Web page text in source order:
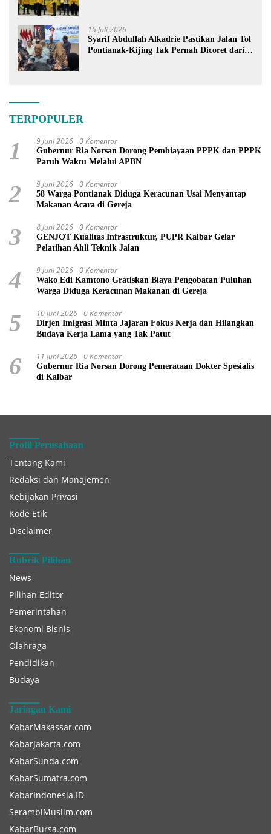
15 Juli 2026
Syarif Abdullah Alkadrie Pastikan Jalan Tol
Pontianak-Kijing Tak Pernah Dicoret dari
TERPOPULER
1 9 Juni 2026 0 Komentar
Gubernur Ria Norsan Dorong Pembiayaan PPPK dan PPPK
Paruh Waktu Melalui APBN
2 9 Juni 2026 0 Komentar
58 Warga Pontianak Diduga Keracunan Usai Menyantap
Makanan Acara di Gereja
3 8 Juni 2026 0 Komentar
GENJOT Kualitas Infrastruktur, PUPR Kalbar Gelar
Pelatihan Ahli Teknik Jalan
4 9 Juni 2026 0 Komentar
Wako Edi Kamtono Gratiskan Biaya Pengobatan Puluhan
Warga Diduga Keracunan Makanan di Gereja
5 10 Juni 2026 0 Komentar
Dirjen Imigrasi Minta Jajaran Fokus Kerja dan Hilangkan
Budaya Kerja Lama yang Tak Patut
6 11 Juni 2026 0 Komentar
Gubernur Ria Norsan Dorong Pemerataan Dokter Spesialis
di Kalbar
Profil Perusahaan
Tentang Kami
Redaksi dan Manajemen
Kebijakan Privasi
Kode Etik
Disclaimer
Rubrik Pilihan
News
Pilihan Editor
Pemerintahan
Ekonomi Bisnis
Olahraga
Pendidikan
Budaya
Jaringan Kami
KabarMakassar.com
KabarJakarta.com
KabarSunda.com
KabarSumatra.com
KabarIndonesia.ID
SerambiMuslim.com
KabarBursa.com